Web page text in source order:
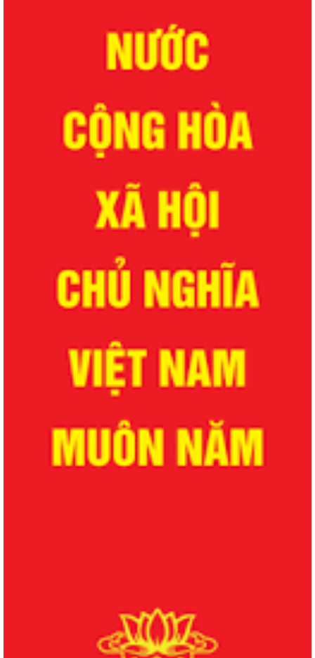
đổi, bổ sung lĩnh vực phòng bệnh...
QUYẾT ĐỊNH Về việc công bố danh mục thủ tục hành chính được sửa
đổi, bổ sung, bị bãi bỏ lĩnh vực...